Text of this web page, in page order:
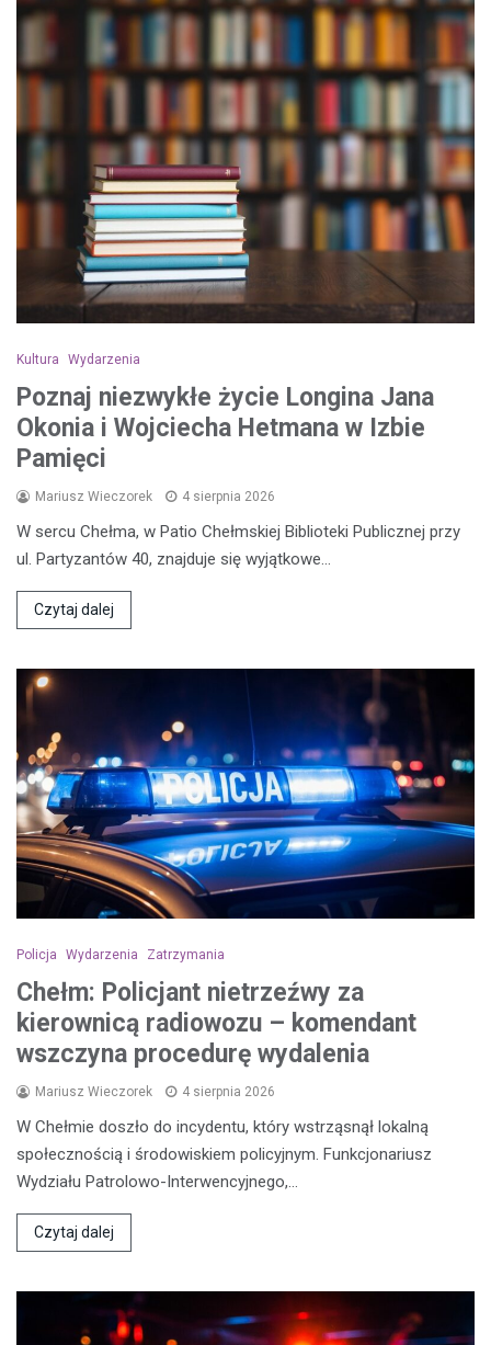
Kultura Wydarzenia
Poznaj niezwykłe życie Longina Jana
Okonia i Wojciecha Hetmana w Izbie
Pamięci
Mariusz Wieczorek 4 sierpnia 2026
W sercu Chełma, w Patio Chełmskiej Biblioteki Publicznej przy
ul. Partyzantów 40, znajduje się wyjątkowe…
Czytaj dalej
Policja Wydarzenia Zatrzymania
Chełm: Policjant nietrzeźwy za
kierownicą radiowozu – komendant
wszczyna procedurę wydalenia
Mariusz Wieczorek 4 sierpnia 2026
W Chełmie doszło do incydentu, który wstrząsnął lokalną
społecznością i środowiskiem policyjnym. Funkcjonariusz
Wydziału Patrolowo-Interwencyjnego,…
Czytaj dalej